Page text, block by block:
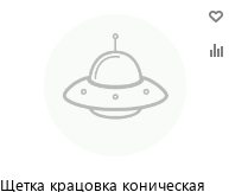
Щетка крацовка коническая